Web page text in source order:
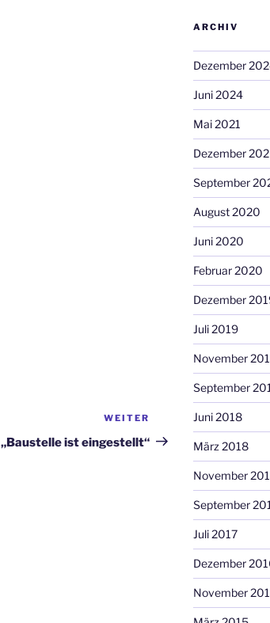
Nächster
Beitrag
WEITER
„Baustelle ist eingestellt“
ARCHIV
Dezember
Juni 2024
Mai 2021
Dezember
September
August 2020
Juni 2020
Februar 2020
Dezember
Juli 2019
November
September
Juni 2018
März 2018
November
September
Juli 2017
Dezember
November